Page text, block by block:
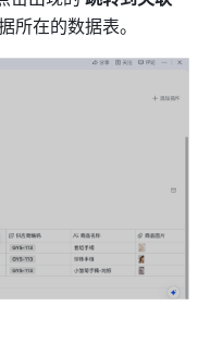
所在的数据表。